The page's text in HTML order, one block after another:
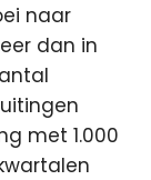
naar
dan in
met 1.000